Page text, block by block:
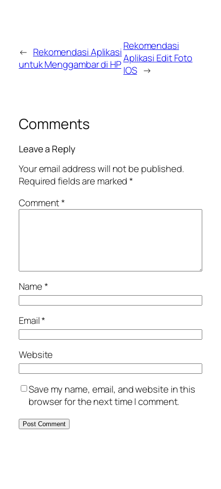
← Rekomendasi Aplikasi
untuk Menggambar di HP
Rekomendasi
Aplikasi Edit Foto
IOS →
Comments
Leave a Reply
Your email address will not be published.
Required fields are marked*
Comment*
Name*
Email*
Website
Save my name, email, and website in this
browser for the next time I comment.